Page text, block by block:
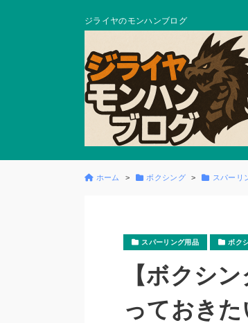
ジライヤのモンハンブログ
ホーム ボクシング スパーリ
スパーリング用品 ボク
【ボクシ
っておきた